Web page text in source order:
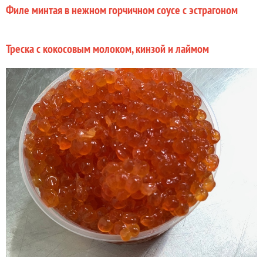
Филе минтая в нежном горчичном соусе с эстрагоном
Треска с кокосовым молоком, кинзой и лаймом